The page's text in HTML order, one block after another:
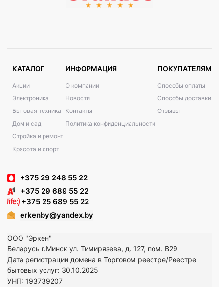
КАТАЛОГ
Акции
Электроника
Бытовая техника
Дом и сад
Стройка и ремонт
Красота и спорт
ИНФОРМАЦИЯ
О компании
Новости
Контакты
Политика конфиденциальности
ПОКУПАТЕЛЯМ
Способы оплаты
Способы доставки
Отзывы
+375 29 248 55 22
+375 29 689 55 22
+375 25 689 55 22
erkenby@yandex.by
ООО "Эркен"
Беларусь г.Минск ул. Тимирязева, д. 127, пом. В29
Дата регистрации домена в Торговом реестре/Реестре
бытовых услуг: 30.10.2025
УНП: 193739207